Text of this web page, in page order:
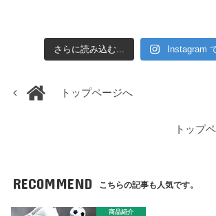
さらに読み込む... Instagram
トップページへ
トップ
RECOMMEND こちらの記事も人気です。
商品紹介